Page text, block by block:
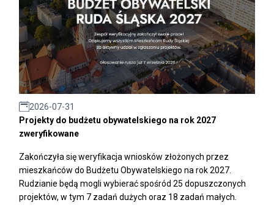
2026-07-31
Projekty do budżetu obywatelskiego na rok 2027
zweryfikowane
Zakończyła się weryfikacja wniosków złożonych przez
mieszkańców do Budżetu Obywatelskiego na rok 2027.
Rudzianie będą mogli wybierać spośród 25 dopuszczonych
projektów, w tym 7 zadań dużych oraz 18 zadań małych.